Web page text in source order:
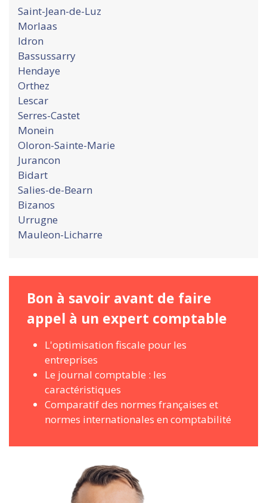
Saint-Jean-de-Luz
Morlaas
Idron
Bassussarry
Hendaye
Orthez
Lescar
Serres-Castet
Monein
Oloron-Sainte-Marie
Jurancon
Bidart
Salies-de-Bearn
Bizanos
Urrugne
Mauleon-Licharre
Bon à savoir avant de faire
appel à un expert comptable
L'optimisation fiscale pour les
entreprises
Le journal comptable : les
caractéristiques
Comparatif des normes françaises et
normes internationales en comptabilité